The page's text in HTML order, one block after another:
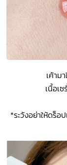
เค้าม
เนื้อเ
*ระวังอย่าให้ดร็อ